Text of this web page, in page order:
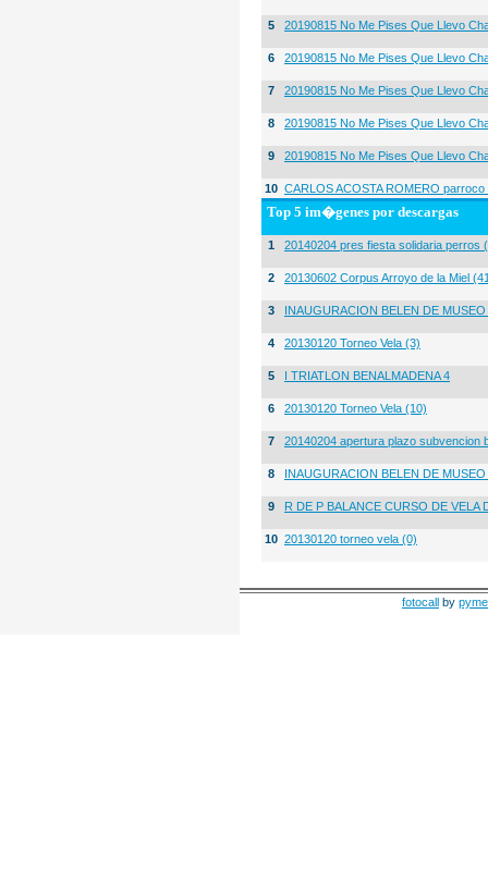
5 20190815 No Me Pises Que Llevo
6 20190815 No Me Pises Que Llevo
7 20190815 No Me Pises Que Llevo
8 20190815 No Me Pises Que Llevo
9 20190815 No Me Pises Que Llevo
10 CARLOS ACOSTA ROMERO
Top 5 im�genes por descargas
1 20140204 pres fiesta solidaria perros
2 20130602 Corpus Arroyo de la Miel
3 INAUGURACION BELEN DE
4 20130120 Torneo Vela (3)
5 I TRIATLON BENALMADENA 4
6 20130120 Torneo Vela (10)
7 20140204 apertura plazo subvencion
8 INAUGURACION BELEN DE
9 R DE P BALANCE CURSO DE VELA
10 20130120 torneo vela (0)
fotocall by